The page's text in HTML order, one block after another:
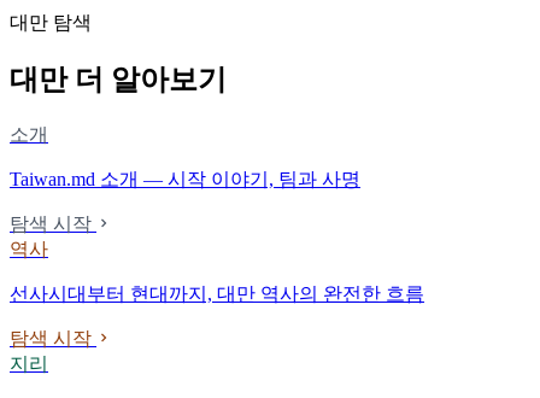
대만 탐색
대만 더 알아보기
소개
Taiwan.md 소개 — 시작 이야기, 팀과 사명
탐색 시작
역사
선사시대부터 현대까지, 대만 역사의 완전한 흐름
탐색 시작
지리